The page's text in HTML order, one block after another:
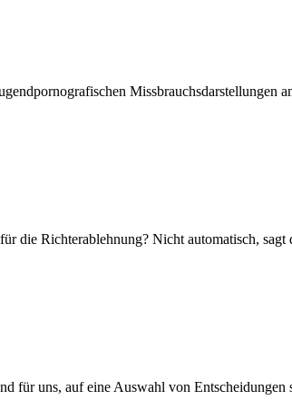
Missbrauchsdarstellungen
die Richterablehnung? Nicht automatisch,
für uns, auf eine Auswahl von